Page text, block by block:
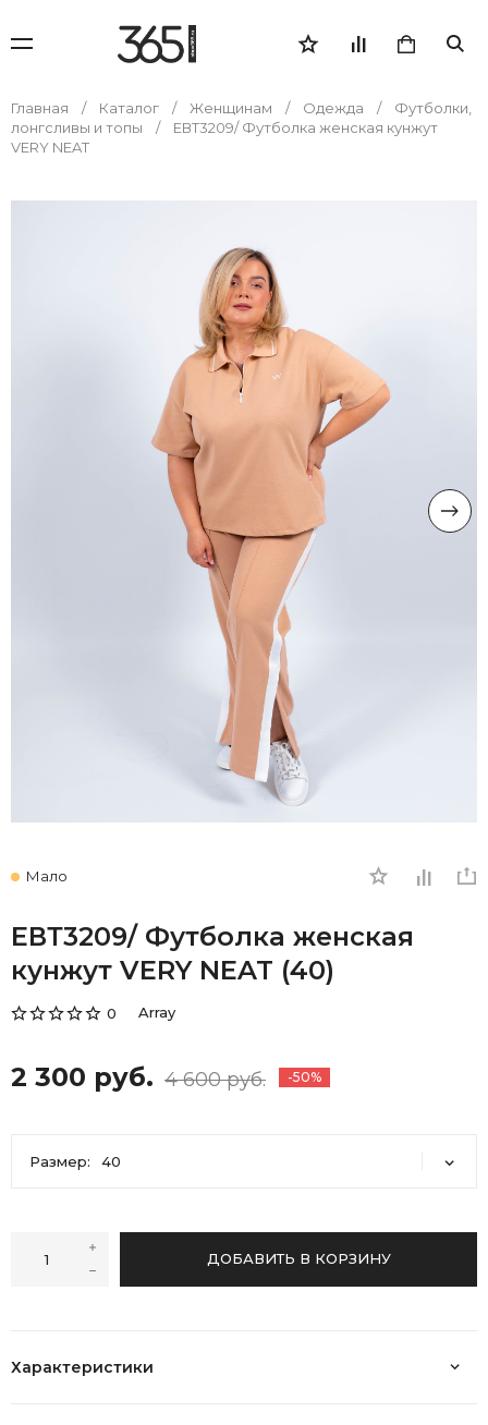
Главная Каталог Женщинам Одежда
Футболки,
лонгсливы и топы
ЕВТ3209/ Футболка женская кунжут
VERY NEAT
Мало
ЕВТ3209/ Футболка женская
кунжут VERY NEAT (40)
0 Array
2 300 руб. 4 600 руб. -50%
Размер: 40
ДОБАВИТЬ В КОРЗИНУ
Характеристики